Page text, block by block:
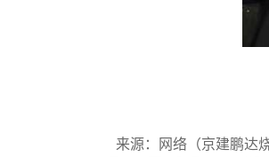
来源：网络（京建鹏达